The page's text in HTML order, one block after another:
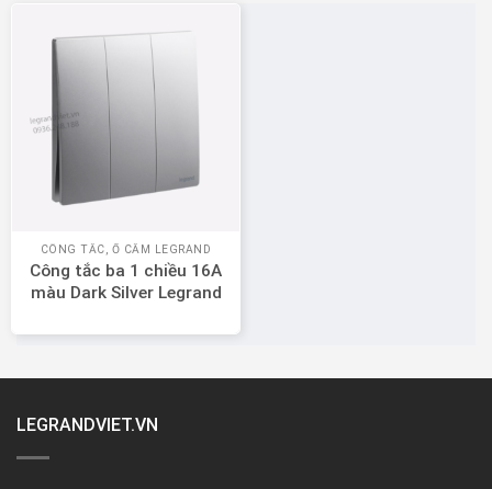
CÔNG TẮC, Ổ CẮM LEGRAND
Công tắc ba 1 chiều 16A
màu Dark Silver Legrand
LEGRANDVIET.VN